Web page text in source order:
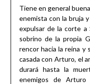
Tiene en general
enemista con la bruja
expulsar de la corte a
sobrino de la propia
rencor hacia la reina y
casada con Arturo, el
durará hasta la
enemigos de Arturo